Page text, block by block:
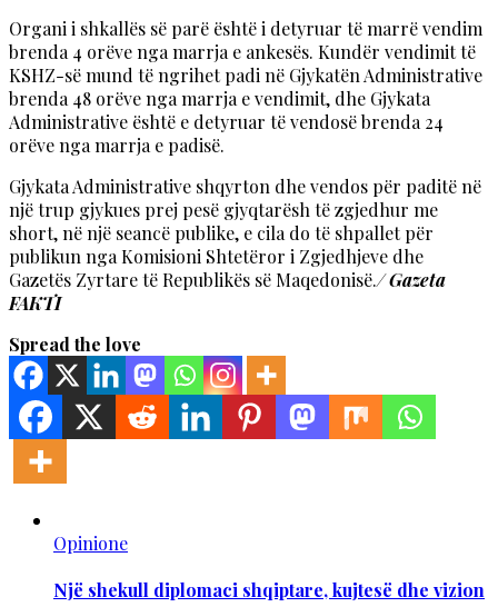
Organi i shkallës së parë është i detyruar të marrë vendim
brenda 4 orëve nga marrja e ankesës. Kundër vendimit të
KSHZ-së mund të ngrihet padi në Gjykatën Administrative
brenda 48 orëve nga marrja e vendimit, dhe Gjykata
Administrative është e detyruar të vendosë brenda 24
orëve nga marrja e padisë.
Gjykata Administrative shqyrton dhe vendos për paditë në
një trup gjykues prej pesë gjyqtarësh të zgjedhur me
short, në një seancë publike, e cila do të shpallet për
publikun nga Komisioni Shtetëror i Zgjedhjeve dhe
Gazetës Zyrtare të Republikës së Maqedonisë./ Gazeta
FAKTI
Spread the love
Opinione
Një shekull diplomaci shqiptare, kujtesë dhe vizion